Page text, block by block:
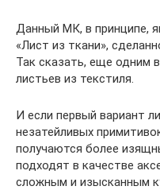
Данный МК, в принципе,
«Лист из ткани»,
Так сказать, еще одним
листьев из текстиля.
И если первый вариант
незатейливых
получаются более
подходят в качестве
сложным и изысканным